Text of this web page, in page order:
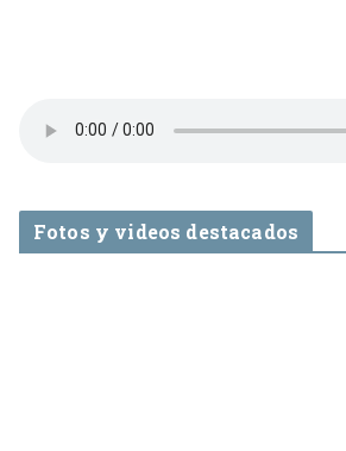
Fotos y videos destacados